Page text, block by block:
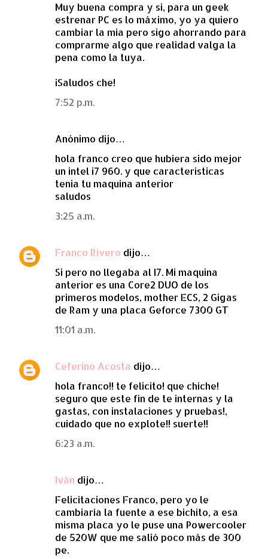
Muy buena compra y si, para un geek
estrenar PC es lo máximo, yo ya quiero
cambiar la mia pero sigo ahorrando para
comprarme algo que realidad valga la
pena como la tuya.
¡Saludos che!
7:52 p.m.
Anónimo dijo…
hola franco creo que hubiera sido mejor
un intel i7 960. y que caracteristicas
tenia tu maquina anterior
saludos
3:25 a.m.
Franco Rivero dijo…
Si pero no llegaba al I7. Mi maquina
anterior es una Core2 DUO de los
primeros modelos, mother ECS, 2 Gigas
de Ram y una placa Geforce 7300 GT
11:01 a.m.
Ceferino Acosta dijo…
hola franco!! te felicito! que chiche!
seguro que este fin de te internas y la
gastas, con instalaciones y pruebas!,
cuidado que no explote!! suerte!!
6:23 a.m.
Iván dijo…
Felicitaciones Franco, pero yo le
cambiaría la fuente a ese bichito, a esa
misma placa yo le puse una Powercooler
de 520W que me salió poco más de 300
pe.